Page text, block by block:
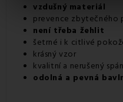
vzdušný materiál
prevence zbytečného
není třeba žehlit
šetrné i k citlivé
krásný vzor
kvalitní a nerušený
odolná a pevná